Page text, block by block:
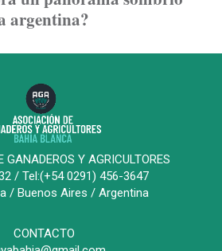
argentina?
GANADEROS Y AGRICULTORES
/ Tel:(+54 0291) 456-3647
/ Buenos Aires / Argentina
CONTACTO